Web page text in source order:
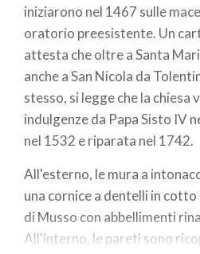
iniziarono nel 1467 sulle
oratorio preesistente. Un
attesta che oltre a Santa
anche a San Nicola da
stesso, si legge che la chiesa
indulgenze da Papa Sisto IV
nel 1532 e riparata nel 1742.
All'esterno, le mura a
una cornice a dentelli in
di Musso con abbellimenti
All'interno, le pareti sono